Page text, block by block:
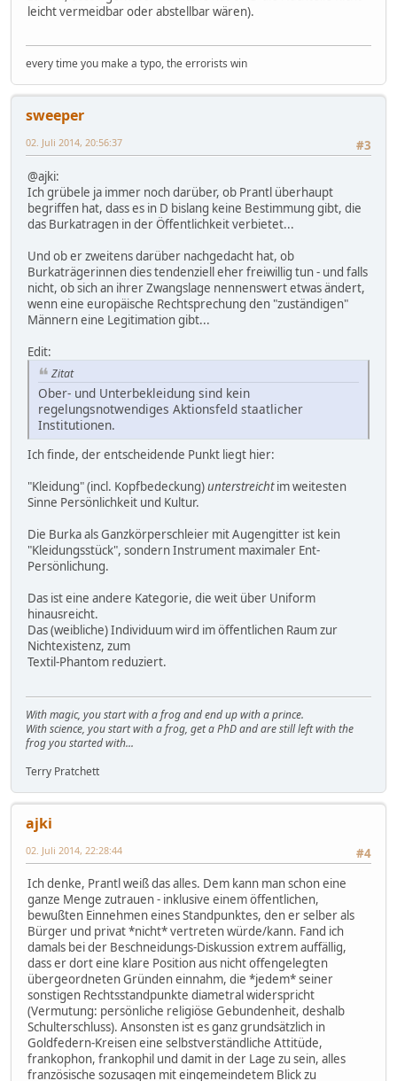
leicht vermeidbar oder abstellbar wären).
every time you make a typo, the errorists win
sweeper
#3
02. Juli 2014, 20:56:37
@ajki:
Ich grübele ja immer noch darüber, ob Prantl überhaupt
begriffen hat, dass es in D bislang keine Bestimmung gibt, die
das Burkatragen in der Öffentlichkeit verbietet...
Und ob er zweitens darüber nachgedacht hat, ob
Burkaträgerinnen dies tendenziell eher freiwillig tun - und falls
nicht, ob sich an ihrer Zwangslage nennenswert etwas ändert,
wenn eine europäische Rechtsprechung den "zuständigen"
Männern eine Legitimation gibt...
Edit:
Zitat
Ober- und Unterbekleidung sind kein
regelungsnotwendiges Aktionsfeld staatlicher
Institutionen.
Ich finde, der entscheidende Punkt liegt hier:
"Kleidung" (incl. Kopfbedeckung)unterstreichtim weitesten
Sinne Persönlichkeit und Kultur.
Die Burka als Ganzkörperschleier mit Augengitter ist kein
"Kleidungsstück", sondern Instrument maximaler Ent-
Persönlichung.
Das ist eine andere Kategorie, die weit über Uniform
hinausreicht.
Das (weibliche) Individuum wird im öffentlichen Raum zur
Nichtexistenz, zum
Textil-Phantom reduziert.
With magic, you start with a frog and end up with a prince.
With science, you start with a frog, get a PhD and are still left with the
frog you started with...
Terry Pratchett
ajki
#4
02. Juli 2014, 22:28:44
Ich denke, Prantl weiß das alles. Dem kann man schon eine
ganze Menge zutrauen - inklusive einem öffentlichen,
bewußten Einnehmen eines Standpunktes, den er selber als
Bürger und privat *nicht* vertreten würde/kann. Fand ich
damals bei der Beschneidungs-Diskussion extrem auffällig,
dass er dort eine klare Position aus nicht offengelegten
übergeordneten Gründen einnahm, die *jedem* seiner
sonstigen Rechtsstandpunkte diametral widerspricht
(Vermutung: persönliche religiöse Gebundenheit, deshalb
Schulterschluss). Ansonsten ist es ganz grundsätzlich in
Goldfedern-Kreisen eine selbstverständliche Attitüde,
frankophon, frankophil und damit in der Lage zu sein, alles
französische sozusagen mit eingemeindetem Blick zu